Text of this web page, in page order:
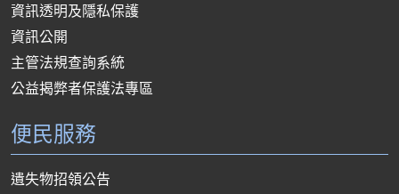
資訊透明及隱私保護
資訊公開
主管法規查詢系統
公益揭弊者保護法專區
便民服務
遺失物招領公告